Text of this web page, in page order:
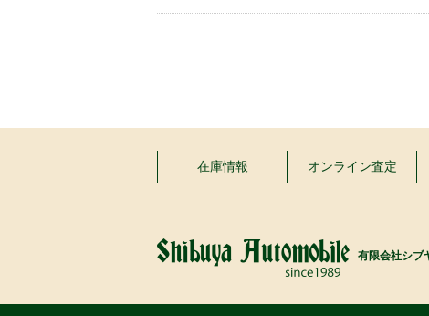
在庫情報 オンライン査定
有限会社シブ